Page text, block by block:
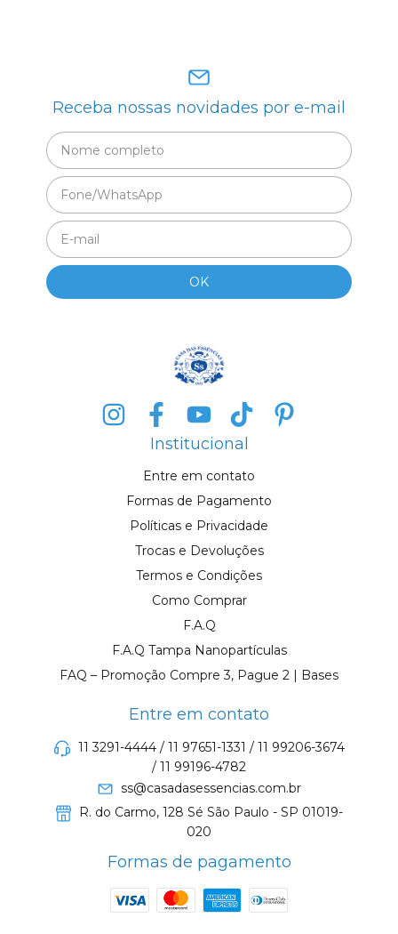
Receba nossas novidades por e-mail
Institucional
Entre em contato
Formas de Pagamento
Políticas e Privacidade
Trocas e Devoluções
Termos e Condições
Como Comprar
F.A.Q
F.A.Q Tampa Nanopartículas
FAQ – Promoção Compre 3, Pague 2 | Bases
Entre em contato
11 3291-4444 / 11 97651-1331 / 11 99206-3674
/ 11 99196-4782
ss@casadasessencias.com.br
R. do Carmo, 128 Sé São Paulo - SP 01019-
020
Formas de pagamento